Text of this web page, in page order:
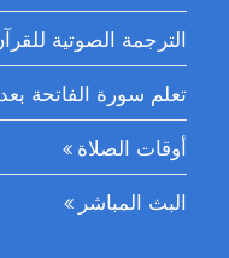
الترجمة الصوتية
تعلم سورة الفاتحة
أوقات الصلاة
البث المباشر